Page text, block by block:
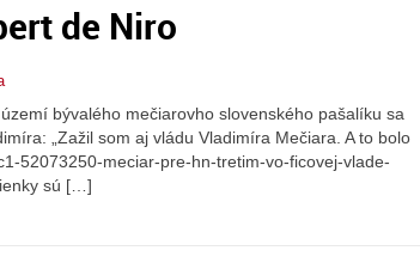
de Niro
bývalého mečiarovho slovenského pašalíku sa
„Zažil som aj vládu Vladimíra Mečiara. A to bolo
52073250-meciar-pre-hn-tretim-vo-ficovej-vlade-
sú […]